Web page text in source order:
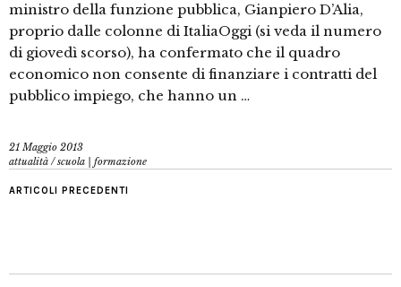
ministro della funzione pubblica, Gianpiero D’Alia,
proprio dalle colonne di ItaliaOggi (si veda il numero
di giovedì scorso), ha confermato che il quadro
economico non consente di finanziare i contratti del
pubblico impiego, che hanno un …
21 Maggio 2013
attualità /scuola | formazione
ARTICOLI PRECEDENTI